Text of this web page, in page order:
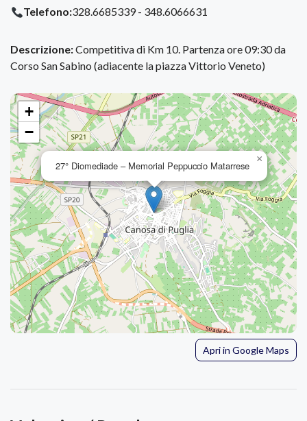
Telefono:328.6685339 - 348.6066631
Descrizione:Competitiva di Km 10. Partenza ore 09:30 da
Corso San Sabino (adiacente la piazza Vittorio Veneto)
27° Diomediade – Memorial Peppuccio Matarrese
×
+
−
Apri in Google Maps